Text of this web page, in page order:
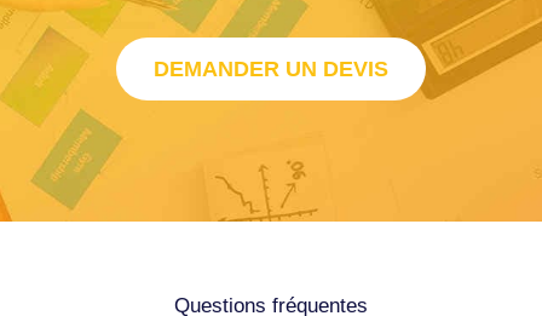
DEMANDER UN DEVIS
Questions fréquentes